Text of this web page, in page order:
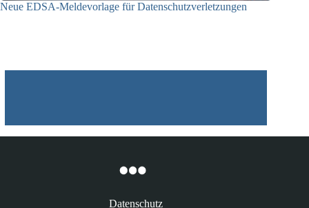
Neue EDSA-Meldevorlage für Datenschutzverletzungen
Datenschutz